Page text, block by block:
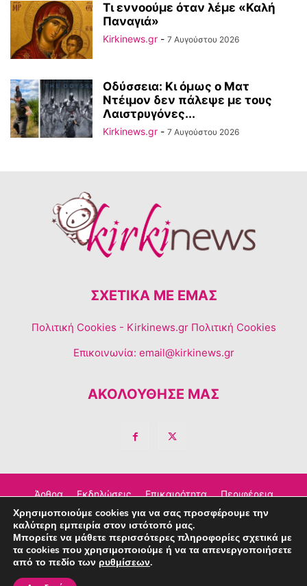
Τι εννοούμε όταν λέμε «Καλή
Παναγιά»
Kirkinews.gr - 7 Αυγούστου 2026
Οδύσσεια: Κι όμως ο Ματ
Ντέιμον δεν πάλεψε με τους
Λαιστρυγόνες...
Kirkinews.gr - 7 Αυγούστου 2026
ΣΧΕΤΙΚΆ ΜΕ ΕΜΆΣ
Πολιτική Cookies - Kirkinews.gr Πολιτική Cookies
Επικοινωνία: email@kirkinews.gr
ΑΚΟΛΟΥΘΗΣΕ ΜΑΣ
Άρθρα Εκδηλώσεις Επικαιρότητα Περιφέρεια
Σχόλια Τέχνη – Πολιτισμός Διαφημιστείτε
Επικοινωνία
Χρησιμοποιούμε cookies για να σας προσφέρουμε την
καλύτερη εμπειρία στον ιστότοπό μας.
Μπορείτε να μάθετε περισσότερες πληροφορίες σχετικά με
τα cookies που χρησιμοποιούμε ή να τα απενεργοποιήσετε
από το πεδίο των ρυθμίσεων.